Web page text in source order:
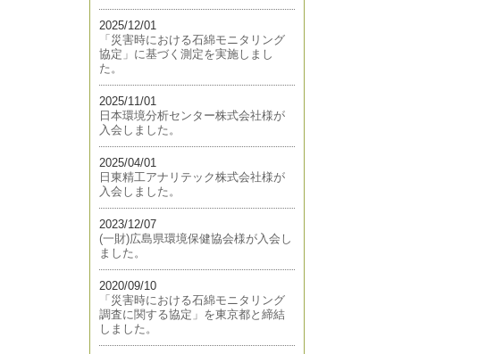
2025/12/01
「災害時における石綿モニタリング
協定」に基づく測定を実施しまし
た。
2025/11/01
日本環境分析センター株式会社様が
入会しました。
2025/04/01
日東精工アナリテック株式会社様が
入会しました。
2023/12/07
(一財)広島県環境保健協会様が入会し
ました。
2020/09/10
「災害時における石綿モニタリング
調査に関する協定」を東京都と締結
しました。